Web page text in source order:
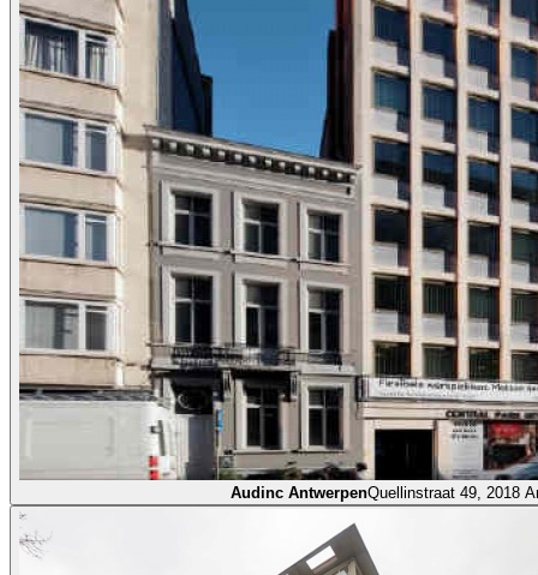
Audinc AntwerpenQuellinstraat 49, 2018